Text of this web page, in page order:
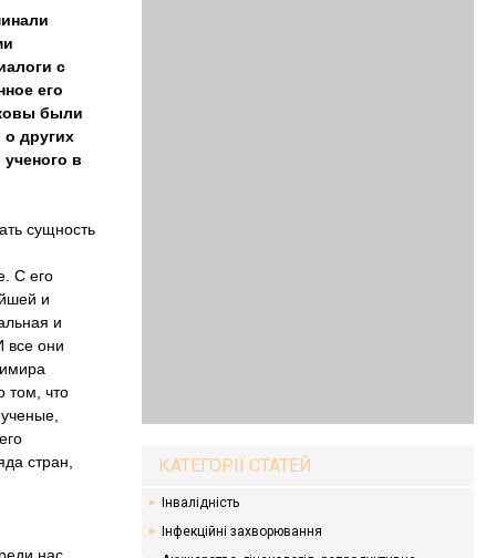
с
его
были
других
в
сущность
С его
и
и
все они
том, что
стран,
КАТЕГОРІЇ СТАТЕЙ
Інвалідність
Інфекційні захворювання